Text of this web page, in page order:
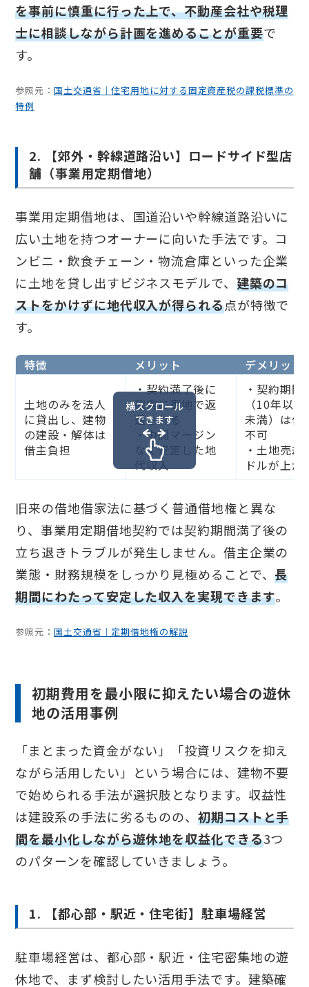
を事前に慎重に行った上で、不動産会社や税理
士に相談しながら計画を進めることが重要で
す。
参照元：国土交通省｜住宅用地に対する固定資産税の課税標準の
特例
2. 【郊外・幹線道路沿い】ロードサイド型店
舗（事業用定期借地）
事業用定期借地は、国道沿いや幹線道路沿いに
広い土地を持つオーナーに向いた手法です。コ
ンビニ・飲食チェーン・物流倉庫といった企業
に土地を貸し出すビジネスモデルで、 建築のコ
ストをかけずに地代収入が得られる点が特徴で
す。
特徴 メリット デメリット
土地のみを法人
に貸出し、建物
の建設・解体は
借主負担
・契約満了後に
確実に更地で返
還される
・中間マージン
なく安定した地
代収入
・契約期間
（10年以
未満）は他
不可
・土地売却
ドルが上が
横スクロール
できます
旧来の借地借家法に基づく普通借地権と異な
り、事業用定期借地契約では契約期間満了後の
立ち退きトラブルが発生しません。借主企業の
業態・財務規模をしっかり見極めることで、長
期間にわたって安定した収入を実現できます。
参照元：国土交通省｜定期借地権の解説
初期費用を最小限に抑えたい場合の遊休
地の活用事例
「まとまった資金がない」「投資リスクを抑え
ながら活用したい」という場合には、建物不要
で始められる手法が選択肢となります。収益性
は建設系の手法に劣るものの、初期コストと手
間を最小化しながら遊休地を収益化できる3つ
のパターンを確認していきましょう。
1. 【都心部・駅近・住宅街】駐車場経営
駐車場経営は、都心部・駅近・住宅密集地の遊
休地で、まず検討したい活用手法です。建築確